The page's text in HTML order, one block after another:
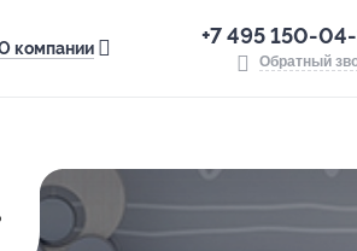
компании +7 495 150-
Обратный